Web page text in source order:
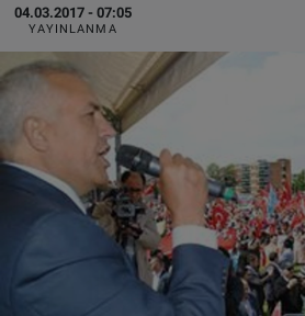
04.03.2017 - 07:05
YAYINLANMA
SAĞLIK - YAŞAM
BİLİM-TEKNOLOJİ
BİLİM-TEKNOLOJİ
SAĞLIK
FOTO GALERİ
VIDEO GALERİ
ALGEMENE VOORWAARDEN
CONTACT
Son Dakika Haberleri
Haber Arşivi